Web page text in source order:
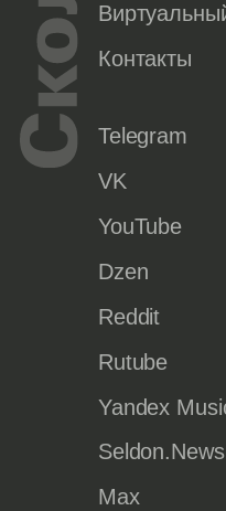
Контакты
Telegram
VK
YouTube
Dzen
Reddit
Rutube
Yandex
Seldon.News
Max